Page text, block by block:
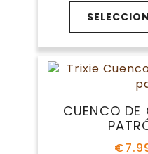
la
página
de
producto
Este
producto
tiene
múltiples
variantes.
se
pueden
CUENCO DE
€